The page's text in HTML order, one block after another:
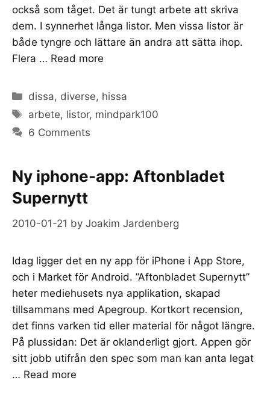
också som tåget. Det är tungt arbete att skriva
dem. I synnerhet långa listor. Men vissa listor är
både tyngre och lättare än andra att sätta ihop.
Flera … Read more
Categories
dissa, diverse, hissa
Tags
arbete, listor, mindpark100
6 Comments
Ny iphone-app: Aftonbladet
Supernytt
2010-01-21 by Joakim Jardenberg
Idag ligger det en ny app för iPhone i App Store,
och i Market för Android. ”Aftonbladet Supernytt”
heter mediehusets nya applikation, skapad
tillsammans med Apegroup. Kortkort recension,
det finns varken tid eller material för något längre.
På plussidan: Det är oklanderligt gjort. Appen gör
sitt jobb utifrån den spec som man kan anta legat
… Read more